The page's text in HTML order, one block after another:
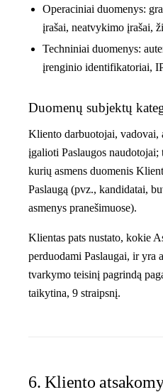
Operaciniai duomenys:
įrašai, neatvykimo įrašai,
Techniniai duomenys:
įrenginio identifikatoriai,
Duomenų subjektų
Kliento darbuotojai, vadovai,
įgalioti Paslaugos naudotojai;
kurių asmens duomenis
Paslaugą (pvz., kandidatai,
asmenys pranešimuose).
Klientas pats nustato, kokie
perduodami Paslaugai, ir yra
tvarkymo teisinį pagrindą
taikytina, 9 straipsnį.
6. Kliento